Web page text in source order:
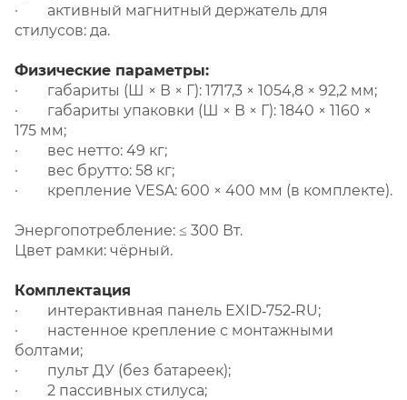
· активный магнитный держатель для
стилусов: да.
Физические параметры:
· габариты (Ш × В × Г): 1717,3 × 1054,8 × 92,2 мм;
· габариты упаковки (Ш × В × Г): 1840 × 1160 ×
175 мм;
· вес нетто: 49 кг;
· вес брутто: 58 кг;
· крепление VESA: 600 × 400 мм (в комплекте).
Энергопотребление: ≤ 300 Вт.
Цвет рамки: чёрный.
Комплектация
· интерактивная панель EXID‑752‑RU;
· настенное крепление с монтажными
болтами;
· пульт ДУ (без батареек);
· 2 пассивных стилуса;